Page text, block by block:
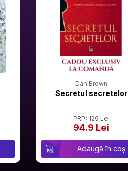
Dan Brown
Secretul secretelor
PRP: 129 Lei
94.9 Lei
Adaugă în coș